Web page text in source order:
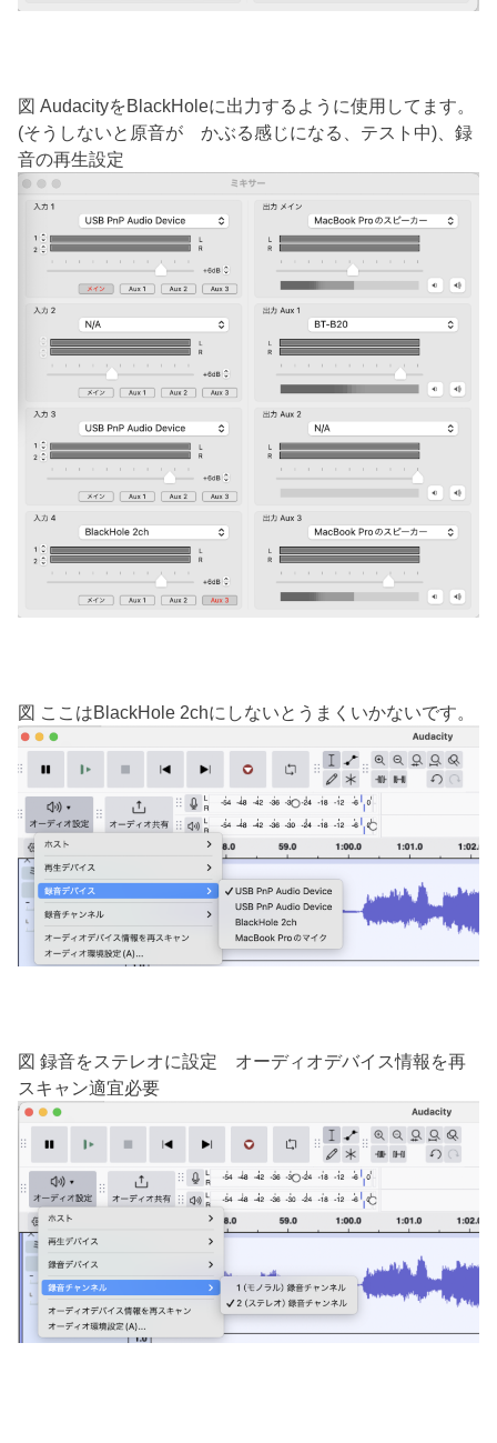
図 AudacityをBlackHoleに出力するように使用してます。
(そうしないと原音が かぶる感じになる、テスト中)、録
音の再生設定
図 ここはBlackHole 2chにしないとうまくいかないです。
図 録音をステレオに設定 オーディオデバイス情報を再
スキャン適宜必要